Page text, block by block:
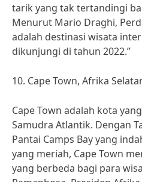
tarik yang tak tertandingi
Menurut Mario Draghi,
adalah destinasi wisata
dikunjungi di tahun 2022.”
10. Cape Town, Afrika
Cape Town adalah kota
Samudra Atlantik. Dengan
Pantai Camps Bay yang
yang meriah, Cape Town
yang berbeda bagi para